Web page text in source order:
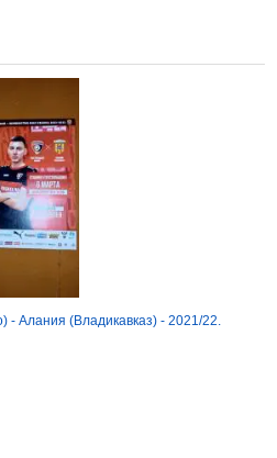
Алания (Владикавказ) - 2021/22.